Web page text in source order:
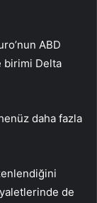
ABD
birimi Delta
daha fazla
de